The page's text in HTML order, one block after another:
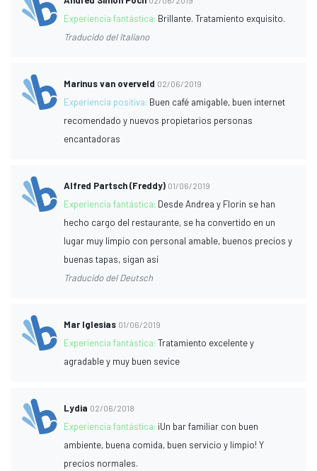
Experiencia fantástica: Brillante. Tratamiento exquisito.
Traducido del Italiano
Marinus van overveld 02/06/2019
Experiencia positiva: Buen café amigable, buen internet
recomendado y nuevos propietarios personas
encantadoras
Alfred Partsch (Freddy) 01/06/2019
Experiencia fantástica: Desde Andrea y Florin se han
hecho cargo del restaurante, se ha convertido en un
lugar muy limpio con personal amable, buenos precios y
buenas tapas, sigan así
Traducido del Deutsch
Mar Iglesias 01/06/2019
Experiencia fantástica:Tratamiento excelente y
agradable y muy buen sevice
Lydia 02/06/2018
Experiencia fantástica: ¡Un bar familiar con buen
ambiente, buena comida, buen servicio y limpio! Y
precios normales.